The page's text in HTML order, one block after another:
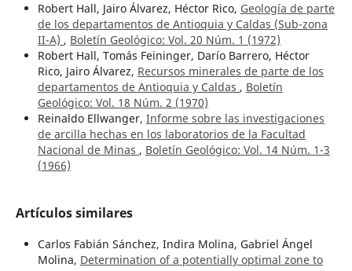
Robert Hall, Jairo Álvarez, Héctor Rico, Geología de parte
de los departamentos de Antioquia y Caldas (Sub-zona
II-A) , Boletín Geológico: Vol. 20 Núm. 1 (1972)
Robert Hall, Tomás Feininger, Darío Barrero, Héctor
Rico, Jairo Álvarez, Recursos minerales de parte de los
departamentos de Antioquia y Caldas , Boletín
Geológico: Vol. 18 Núm. 2 (1970)
Reinaldo Ellwanger, Informe sobre las investigaciones
de arcilla hechas en los laboratorios de la Facultad
Nacional de Minas , Boletín Geológico: Vol. 14 Núm. 1-3
(1966)
Artículos similares
Carlos Fabián Sánchez, Indira Molina, Gabriel Ángel
Molina, Determination of a potentially optimal zone to